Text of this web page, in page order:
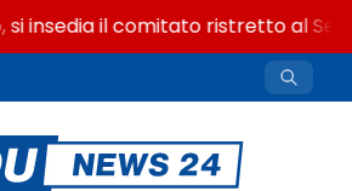
si insedia il comitato ristretto al